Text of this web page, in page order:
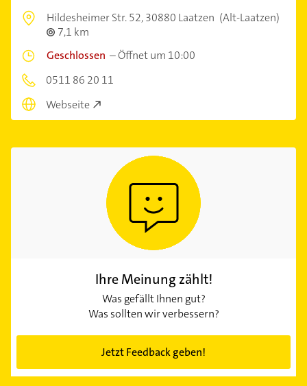
Hildesheimer Str. 52,30880 Laatzen (Alt-Laatzen)
7,1 km
Geschlossen –Öffnet um 10:00
0511 86 20 11
Webseite
Ihre Meinung zählt!
Was gefällt Ihnen gut?
Was sollten wir verbessern?
Jetzt Feedback geben!